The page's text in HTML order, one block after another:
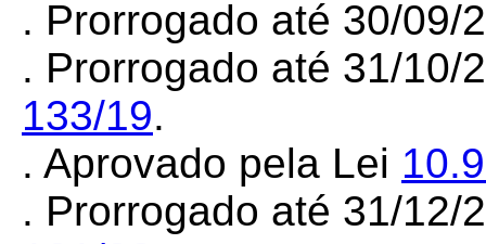
. Prorrogado até 30/
. Prorrogado até 31/10/
133/19.
. Aprovado pela Lei
. Prorrogado até 31/12/